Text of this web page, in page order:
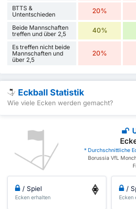
BTTS &
Untentschieden
20%
Beide Mannschaften
treffen und über 2,5
40%
Es treffen nicht beide
Mannschaften und
über 2,5
20%
Eckball Statistik
Wie viele Ecken werden gemacht?
* Durchschnittliche
Borussia VfL
/ Spiel
Ecken erhalten
/
Ecken